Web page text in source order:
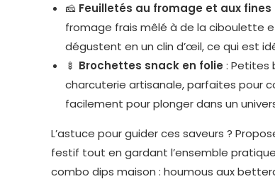
🧀 Feuilletés au fromage et aux fines
fromage frais mêlé à de la ciboulette
dégustent en un clin d’œil, ce qui est
🍢 Brochettes snack en folie : Petites
charcuterie artisanale, parfaites pour
facilement pour plonger dans un
L’astuce pour guider ces saveurs ?
festif tout en gardant l’ensemble
combo dips maison : houmous aux